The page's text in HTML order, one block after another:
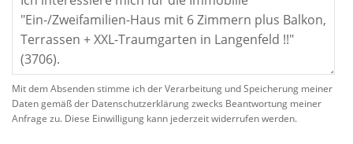
Mit dem Absenden stimme ich der Verarbeitung und Speicherung meiner
Daten gemäß der Datenschutzerklärung zwecks Beantwortung meiner
Anfrage zu. Diese Einwilligung kann jederzeit widerrufen werden.